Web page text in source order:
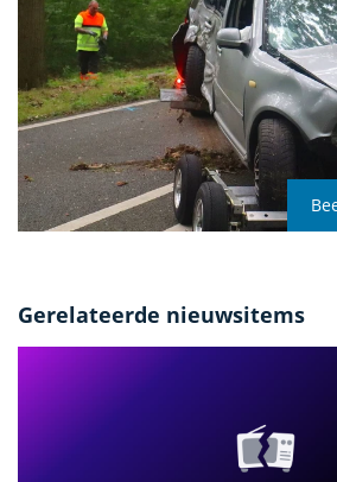
Gerelateerde nieuwsitems